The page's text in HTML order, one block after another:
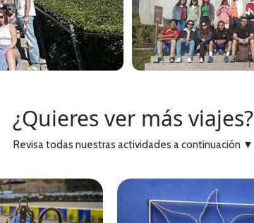
¿Quieres ver más viajes?
Revisa todas nuestras actividades a continuación ▼